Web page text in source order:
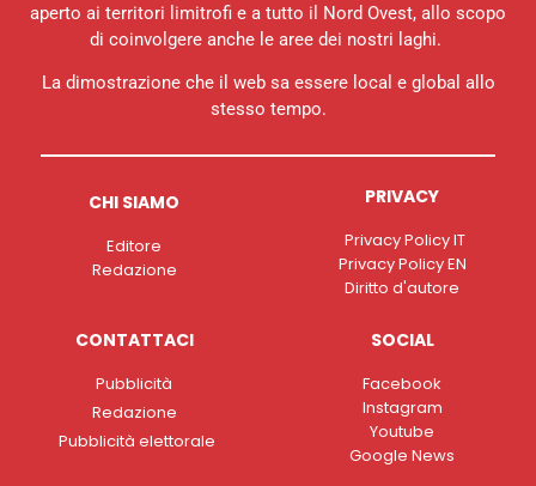
aperto ai territori limitrofi e a tutto il Nord Ovest, allo scopo
di coinvolgere anche le aree dei nostri laghi.
La dimostrazione che il web sa essere local e global allo
stesso tempo.
CHI SIAMO
Editore
Redazione
PRIVACY
Privacy Policy IT
Privacy Policy EN
Diritto d'autore
CONTATTACI
Pubblicità
Redazione
Pubblicità elettorale
SOCIAL
Facebook
Instagram
Youtube
Google News